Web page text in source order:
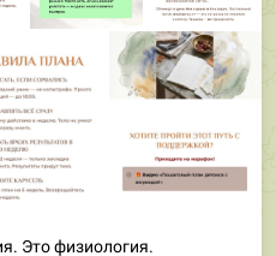
Это физиология.
медленно. Нельзя «взять и